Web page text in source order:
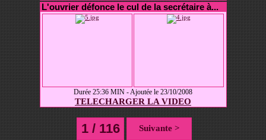
L'ouvrier défonce le cul de la secrétaire à...
Durée 25:36 MIN - Ajoutée le 23/10/2008
TELECHARGER LA VIDEO
1 / 116 Suivante >